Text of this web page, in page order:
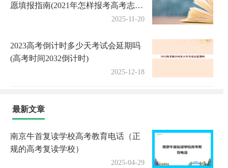
愿填报指南(2021年怎样报考高考志
2025-11-20
2023高考倒计时多少天考试会延期吗
(高考时间2032倒计时)
2025-12-18
最新文章
南京牛首复读学校高考教育电话（正
规的高考复读学校）
2025-04-29